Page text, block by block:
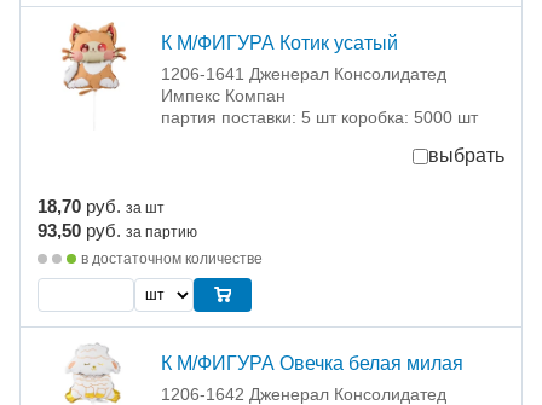
К М/ФИГУРА Котик усатый
1206-1641 Дженерал Консолидатед
Импекс Компан
партия поставки: 5 шт коробка: 5000 шт
выбрать
18,70 руб. за шт
93,50 руб. за партию
в достаточном количестве
К М/ФИГУРА Овечка белая милая
1206-1642 Дженерал Консолидатед